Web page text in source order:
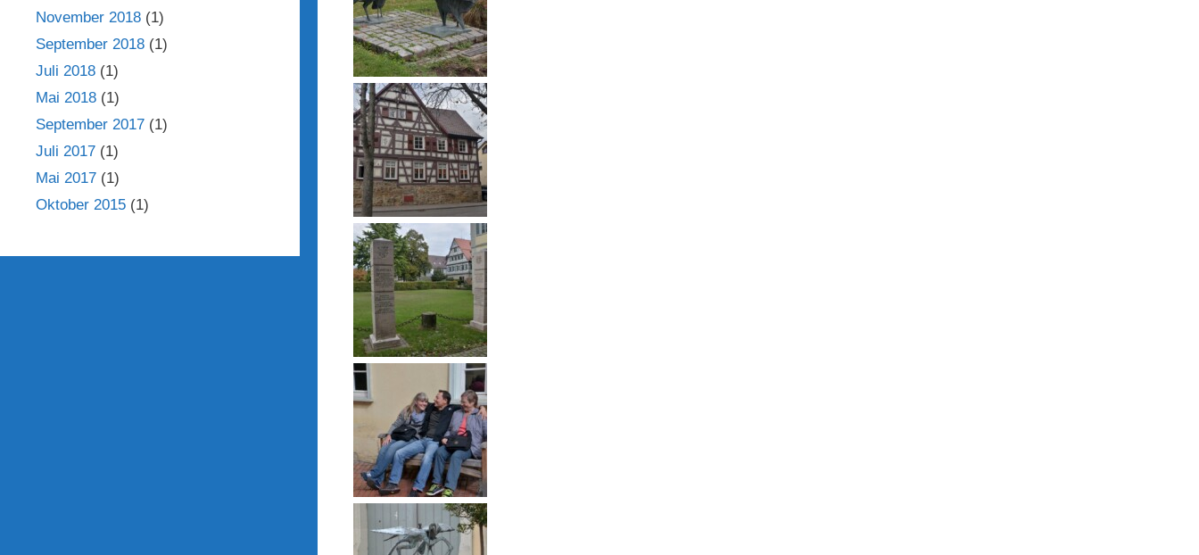
November 2018 (1)
September 2018 (1)
Juli 2018 (1)
Mai 2018 (1)
September 2017 (1)
Juli 2017 (1)
Mai 2017 (1)
Oktober 2015 (1)